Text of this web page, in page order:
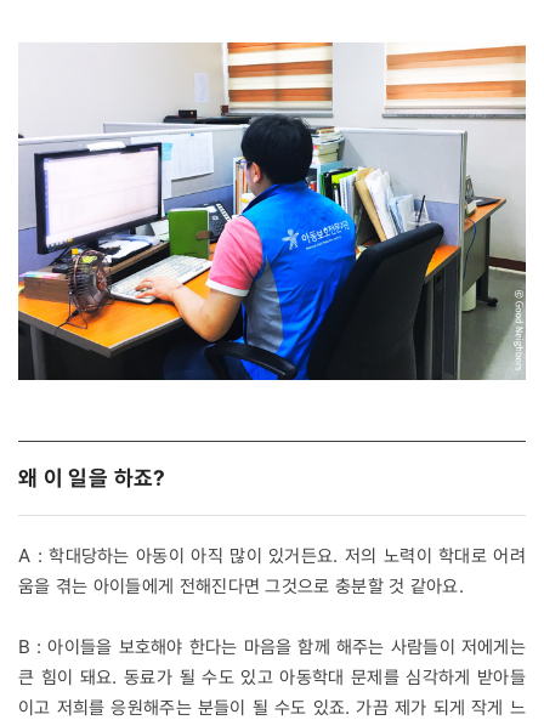
왜 이 일을 하죠?
A : 학대당하는 아동이 아직 많이 있거든요. 저의 노력이 학대로 어려
움을 겪는 아이들에게 전해진다면 그것으로 충분할 것 같아요.
B : 아이들을 보호해야 한다는 마음을 함께 해주는 사람들이 저에게는
큰 힘이 돼요. 동료가 될 수도 있고 아동학대 문제를 심각하게 받아들
이고 저희를 응원해주는 분들이 될 수도 있죠. 가끔 제가 되게 작게 느